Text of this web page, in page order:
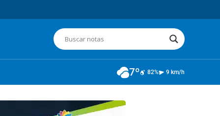
7º 82% 9 km/h